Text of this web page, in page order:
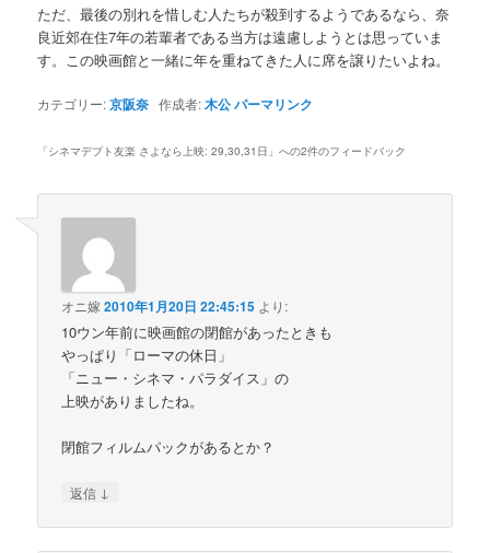
ただ、最後の別れを惜しむ人たちが殺到するようであるなら、奈
良近郊在住7年の若輩者である当方は遠慮しようとは思っていま
す。この映画館と一緒に年を重ねてきた人に席を譲りたいよね。
カテゴリー:京阪奈 作成者:木公パーマリンク
「シネマデプト友楽 さよなら上映: 29,30,31日 」への2件のフィードバック
オニ嫁 2010年1月20日 22:45:15 より:
10ウン年前に映画館の閉館があったときも
やっぱり「ローマの休日」
「ニュー・シネマ・パラダイス」の
上映がありましたね。
閉館フィルムパックがあるとか？
返信 ↓